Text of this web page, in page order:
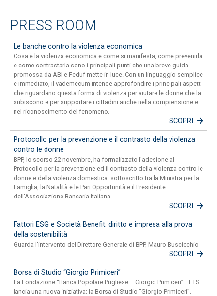
PRESS ROOM
Le banche contro la violenza economica
Cosa è la violenza economica e come si manifesta, come prevenirla
e come contrastarla sono i principali punti che una breve guida
promossa da ABI e Feduf mette in luce. Con un linguaggio semplice
e immediato, il vademecum intende approfondire i principali aspetti
che riguardano questa forma di violenza per aiutare le donne che la
subiscono e per supportare i cittadini anche nella comprensione e
nel riconoscimento del fenomeno.
SCOPRI
Protocollo per la prevenzione e il contrasto della violenza
contro le donne
BPP, lo scorso 22 novembre, ha formalizzato l'adesione al
Protocollo per la prevenzione ed il contrasto della violenza contro le
donne e della violenza domestica, sottoscritto tra la Ministra per la
Famiglia, la Natalità e le Pari Opportunità e il Presidente
dell'Associazione Bancaria Italiana.
SCOPRI
Fattori ESG e Società Benefit: diritto e impresa alla prova
della sostenibilità
Guarda l'intervento del Direttore Generale di BPP, Mauro Buscicchio
SCOPRI
Borsa di Studio “Giorgio Primiceri”
La Fondazione “Banca Popolare Pugliese – Giorgio Primiceri”– ETS
lancia una nuova iniziativa: la Borsa di Studio “Giorgio Primiceri”.